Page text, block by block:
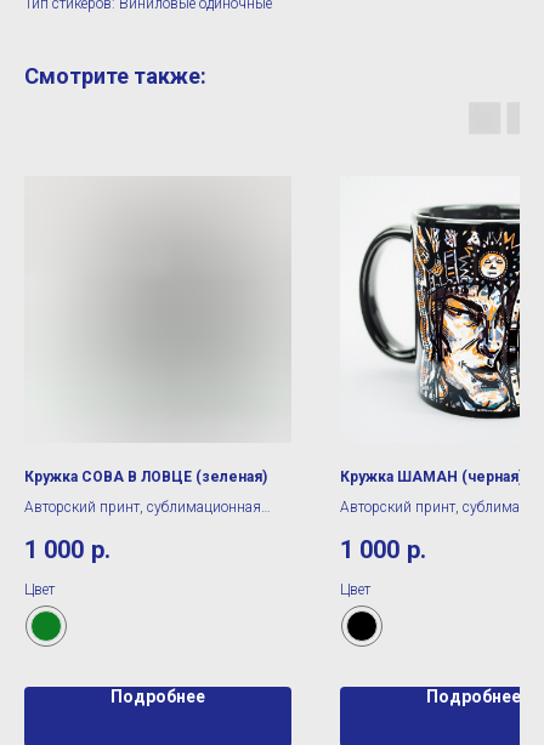
Тип стикеров: Виниловые одиночные
Смотрите также:
Кружка СОВА В ЛОВЦЕ (зеленая)
Авторский принт, сублимационная
1 000 р.
Цвет
Подробнее
Кружка ШАМАН (черная)
Авторский принт,
1 000 р.
Цвет
Подробнее